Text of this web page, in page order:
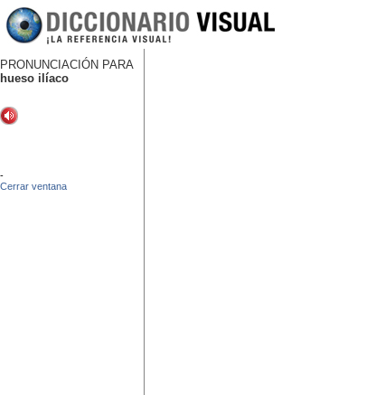
PRONUNCIACIÓN PARA
hueso ilíaco
-
Cerrar ventana